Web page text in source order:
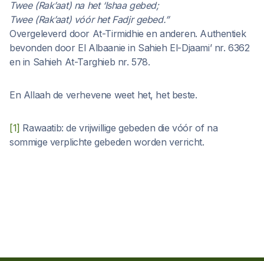
Twee (Rak’aat) na het ‘Ishaa gebed;
Twee (Rak’aat) vóór het Fadjr gebed.”
Overgeleverd door At-Tirmidhie en anderen. Authentiek
bevonden door El Albaanie in Sahieh El-Djaami’ nr. 6362
en in Sahieh At-Targhieb nr. 578.
En Allaah de verhevene weet het, het beste.
[1] Rawaatib: de vrijwillige gebeden die vóór of na
sommige verplichte gebeden worden verricht.